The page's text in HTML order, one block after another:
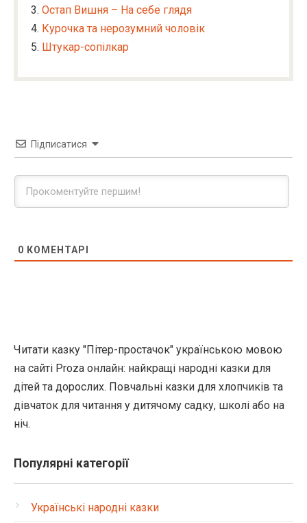
Остап Вишня – На себе глядя
Курочка та нерозумний чоловік
Штукар-сопілкар
Підписатися
0 КОМЕНТАРІ
Читати казку "Пітер-простачок" українською мовою
на сайті Proza онлайн: найкращі народні казки для
дітей та дорослих. Повчальні казки для хлопчиків та
дівчаток для читання у дитячому садку, школі або на
ніч.
Популярні категорії
Українські народні казки